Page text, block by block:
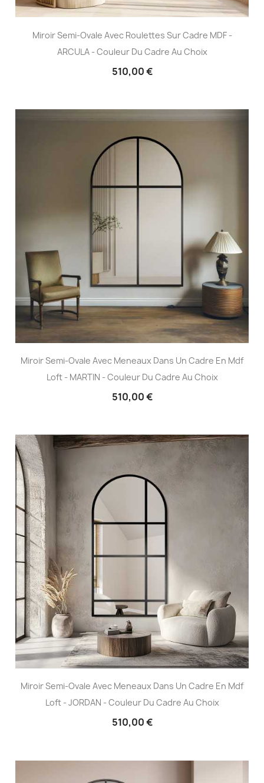
Miroir Semi-Ovale Avec Roulettes Sur Cadre MDF -
ARCULA - Couleur Du Cadre Au Choix
510,00 €
Miroir Semi-Ovale Avec Meneaux Dans Un Cadre En Mdf
Loft - MARTIN - Couleur Du Cadre Au Choix
510,00 €
Miroir Semi-Ovale Avec Meneaux Dans Un Cadre En Mdf
Loft - JORDAN - Couleur Du Cadre Au Choix
510,00 €